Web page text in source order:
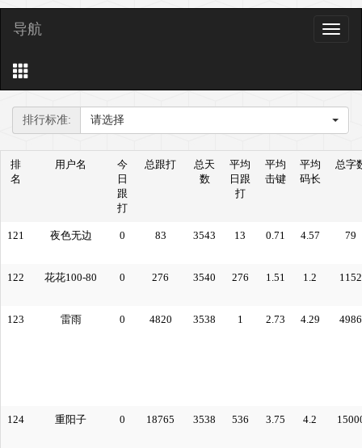
导
导航
排行标准: 请选择
排
名
用户名
今
日
跟
打
总跟打
总天
数
平均
日跟
打
平均
击键
平均
码长
总字
121 夜色无边 0 83 3543 13 0.71 4.57 79
122 花花100-80 0 276 3540 276 1.51 1.2 1152
123 雷雨 0 4820 3538 1 2.73 4.29 4986
124 重阳子 0 18765 3538 536 3.75 4.2